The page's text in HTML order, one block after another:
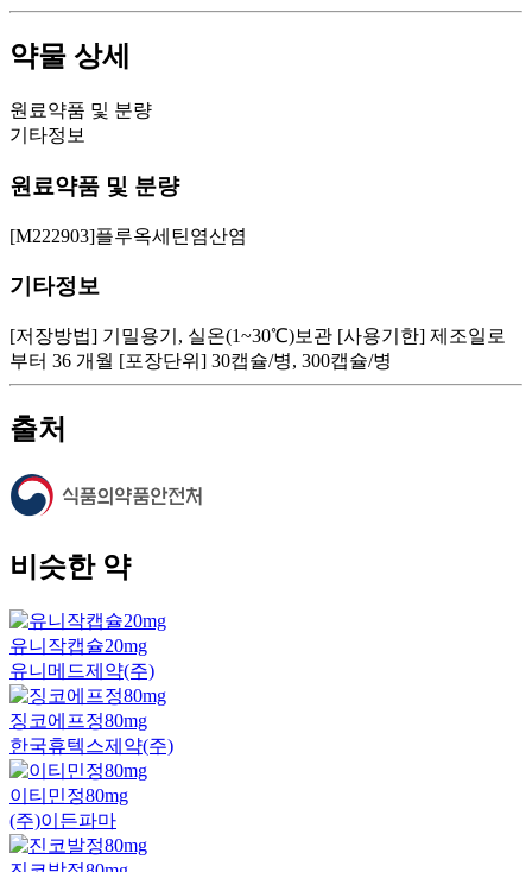
약물 상세
원료약품 및 분량
기타정보
원료약품 및 분량
[M222903]플루옥세틴염산염
기타정보
[저장방법] 기밀용기, 실온(1~30℃)보관 [사용기한] 제조일로
부터 36 개월 [포장단위] 30캡슐/병, 300캡슐/병
출처
비슷한 약
유니작캡슐20mg
유니메드제약(주)
징코에프정80mg
한국휴텍스제약(주)
이티민정80mg
(주)이든파마